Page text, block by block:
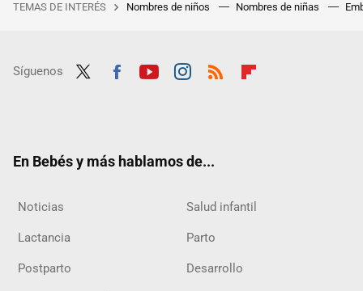
TEMAS DE INTERÉS Nombres de niños Nombres de niñas
Síguenos
En Bebés y más hablamos de...
Noticias Salud infantil
Lactancia Parto
Postparto Desarrollo